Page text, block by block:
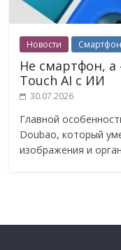
Новости
Не смартфон,
Touch AI с ИИ
30.07.2026
Главной
Doubao, который
изображения и